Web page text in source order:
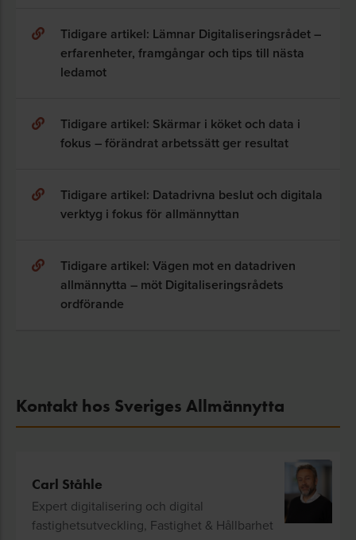
Tidigare artikel: Lämnar Digitaliseringsrådet –
erfarenheter, framgångar och tips till nästa
ledamot
Tidigare artikel: Skärmar i köket och data i
fokus – förändrat arbetssätt ger resultat
Tidigare artikel: Datadrivna beslut och digitala
verktyg i fokus för allmännyttan
Tidigare artikel: Vägen mot en datadriven
allmännytta – möt Digitaliseringsrådets
ordförande
Kontakt hos Sveriges Allmännytta
Carl Ståhle
Expert digitalisering och digital
fastighetsutveckling, Fastighet & Hållbarhet